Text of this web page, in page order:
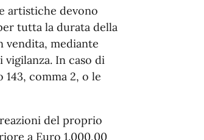
artistiche devono
tutta la durata della
vendita, mediante
In caso di
comma 2, o le
del proprio
a Euro 1.000,00